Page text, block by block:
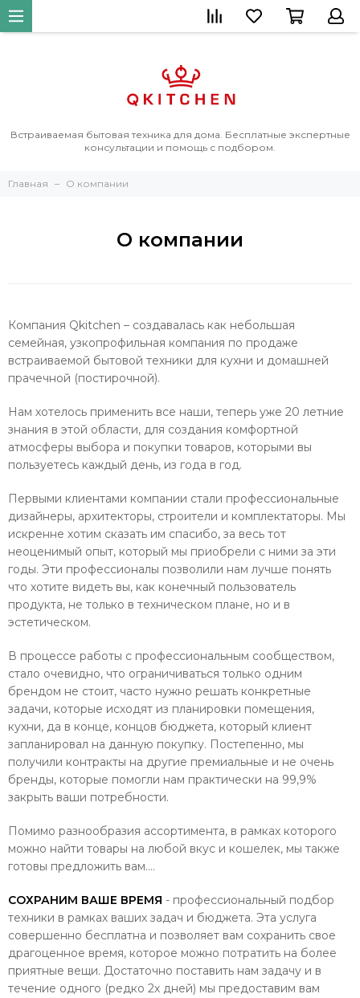
Встраиваемая бытовая техника для дома. Бесплатные экспертные
консультации и помощь с подбором.
Главная О компании
О компании
Компания Qkitchen – создавалась как небольшая
семейная, узкопрофильная компания по продаже
встраиваемой бытовой техники для кухни и домашней
прачечной (постирочной).
Нам хотелось применить все наши, теперь уже 20 летние
знания в этой области, для создания комфортной
атмосферы выбора и покупки товаров, которыми вы
пользуетесь каждый день, из года в год.
Первыми клиентами компании стали профессиональные
дизайнеры, архитекторы, строители и комплектаторы. Мы
искренне хотим сказать им спасибо, за весь тот
неоценимый опыт, который мы приобрели с ними за эти
годы. Эти профессионалы позволили нам лучше понять
что хотите видеть вы, как конечный пользователь
продукта, не только в техническом плане, но и в
эстетическом.
В процессе работы с профессиональным сообществом,
стало очевидно, что ограничиваться только одним
брендом не стоит, часто нужно решать конкретные
задачи, которые исходят из планировки помещения,
кухни, да в конце, концов бюджета, который клиент
запланировал на данную покупку. Постепенно, мы
получили контракты на другие премиальные и не очень
бренды, которые помогли нам практически на 99,9%
закрыть ваши потребности.
Помимо разнообразия ассортимента, в рамках которого
можно найти товары на любой вкус и кошелек, мы также
готовы предложить вам….
СОХРАНИМ ВАШЕ ВРЕМЯ - профессиональный подбор
техники в рамках ваших задач и бюджета. Эта услуга
совершенно бесплатна и позволяет вам сохранить свое
драгоценное время, которое можно потратить на более
приятные вещи. Достаточно поставить нам задачу и в
течение одного (редко 2х дней) мы предоставим вам